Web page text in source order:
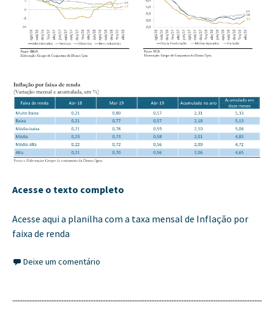
Acesse o texto completo
Acesse aqui a planilha com a taxa mensal de Inflação por
faixa de renda
Deixe um comentário
------------------------------------------------------------------------------------------------------